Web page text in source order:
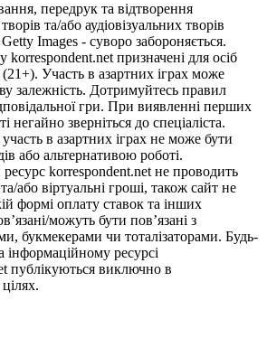
передрук та відтворення
та/або аудіовізуальних творів
Images - суворо забороняється.
korrespondent.net призначені для осіб
Участь в азартних іграх може
залежність. Дотримуйтесь правил
гри. При виявленні перших
негайно зверніться до спеціаліста.
в азартних іграх не може бути
або альтернативою роботі.
korrespondent.net не проводить
або віртуальні гроші, також сайт не
формі оплату ставок та інших
можуть бути пов’язані з
букмекерами чи тоталізаторами. Будь-
інформаційному ресурсі
публікуються виключно в